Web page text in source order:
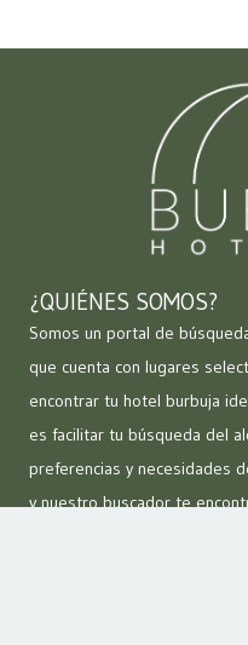
¿QUIÉNES SOMOS?
Somos un portal de
que cuenta con lugares
encontrar tu hotel burbuja
es facilitar tu búsqueda del
preferencias y necesidades
y nuestro buscador te